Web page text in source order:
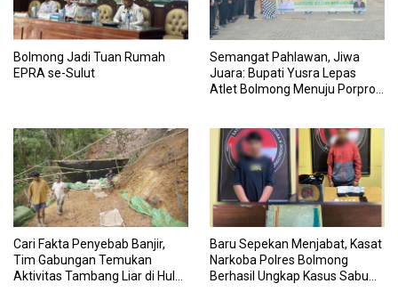
Bolmong Jadi Tuan Rumah
EPRA se-Sulut
Semangat Pahlawan, Jiwa
Juara: Bupati Yusra Lepas
Atlet Bolmong Menuju Porprov
Cari Fakta Penyebab Banjir,
Tim Gabungan Temukan
Aktivitas Tambang Liar di Hulu
Baru Sepekan Menjabat, Kasat
Narkoba Polres Bolmong
Berhasil Ungkap Kasus Sabu